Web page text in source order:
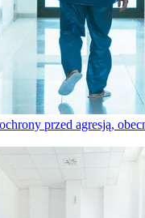
przed agresją,